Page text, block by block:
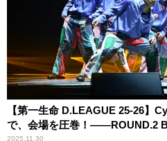
【第一生命 D.LEAGUE 25-26】
で、会場を圧巻！――ROUND.2
2025.11.30